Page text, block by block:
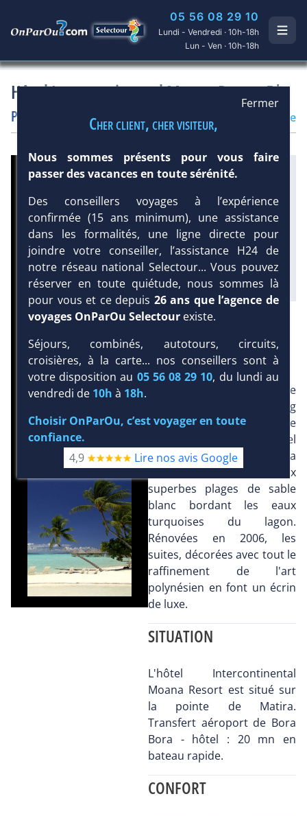
05 56 08 29 10
Lundi - Vendredi · 10h-18h
Lun - Ven · 10h-18h
Hôtel Intercontinental Moana Resort 5*
Polynésie Ile de Bora Bora Prestige
DEMANDE D’INFORMATIONS
Infos météo :
29 °C 46 mm
27 °C
Équipement :
64
Tx:17 %
Tx
:18 %
PRÉSENTATION
Fleuron de l'hôtellerie de
Bora Bora, s'étirant le long
de la magnifique pointe de
Matira, l'hôtel
Intercontinental Moana
Resort est niché entre deux
superbes plages de sable
blanc bordant les eaux
turquoises du lagon.
Rénovées en 2006, les
suites, décorées avec tout le
raffinement de l'art
polynésien en font un écrin
de luxe.
SITUATION
L'hôtel Intercontinental
Moana Resort est situé sur
la pointe de Matira.
Transfert aéroport de Bora
Bora - hôtel : 20 mn en
bateau rapide.
CONFORT
Fermer
Cher client, cher visiteur,
Nous sommes présents pour vous faire
passer des vacances en toute sérénité.
Des conseillers voyages à l’expérience
confirmée (15 ans minimum), une assistance
dans les formalités, une ligne directe pour
joindre votre conseiller, l’assistance H24 de
notre réseau national Selectour... Vous pouvez
réserver en toute quiétude, nous sommes là
pour vous et ce depuis 26 ans que l’agence de
voyages OnParOu Selectourexiste.
Séjours, combinés, autotours, circuits,
croisières, à la carte... nos conseillers sont à
votre disposition au 05 56 08 29 10, du lundi au
vendredi de 10h à 18h.
Choisir OnParOu, c’est voyager en toute
confiance.
4,9
Lire nos avis Google